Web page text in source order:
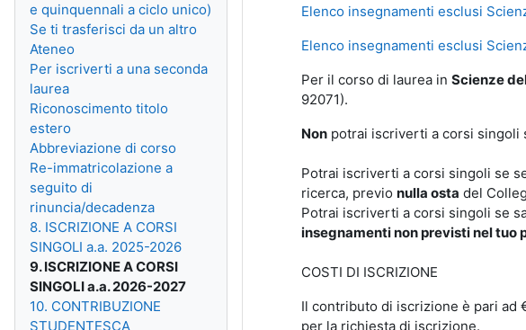
Elenco insegnamenti esclusi
Elenco insegnamenti esclusi
Per il corso di laurea in Scienze
92071).
Nonpotrai iscriverti a corsi singoli
Potrai iscriverti a corsi singoli se
ricerca, previo nulla osta del
Potrai iscriverti a corsi singoli se
insegnamenti non previsti nel tuo
COSTI DI ISCRIZIONE
Il contributo di iscrizione è pari ad
per la richiesta di iscrizione.
e quinquennali a ciclo unico)
Se ti trasferisci da un altro
Ateneo
Per iscriverti a una seconda
laurea
Riconoscimento titolo
estero
Abbreviazione di corso
Re-immatricolazione a
seguito di
rinuncia/decadenza
8. ISCRIZIONE A CORSI
SINGOLI a.a. 2025-2026
9. ISCRIZIONE A CORSI
SINGOLI a.a. 2026-2027
10. CONTRIBUZIONE
STUDENTESCA